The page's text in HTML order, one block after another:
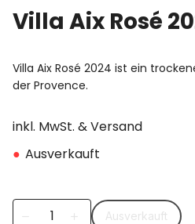
Villa Aix Rosé
Villa Aix Rosé 2024 ist ein
der Provence.
inkl. MwSt. & Versand
● Ausverkauft
remove add Ausverkauft